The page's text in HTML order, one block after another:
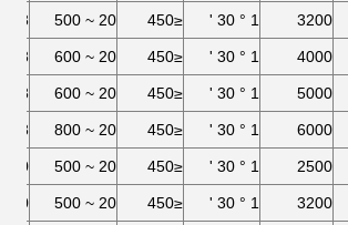
3200
1 ° 30 '
≤450
20 ~ 500
8
4000
1 ° 30 '
≤450
20 ~ 600
8
5000
1 ° 30 '
≤450
20 ~ 600
8
6000
1 ° 30 '
≤450
20 ~ 800
8
2500
1 ° 30 '
≤450
20 ~ 500
10
3200
1 ° 30 '
≤450
20 ~ 500
10